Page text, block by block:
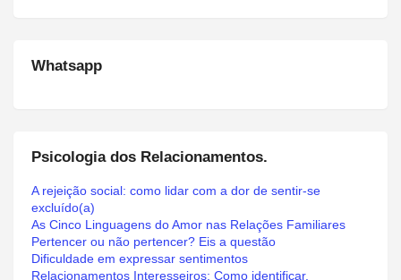
Whatsapp
Psicologia dos Relacionamentos.
A rejeição social: como lidar com a dor de sentir-se
excluído(a)
As Cinco Linguagens do Amor nas Relações Familiares
Pertencer ou não pertencer? Eis a questão
Dificuldade em expressar sentimentos
Relacionamentos Interesseiros: Como identificar.